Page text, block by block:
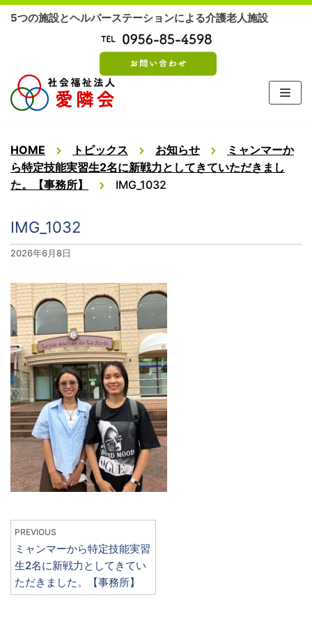
コ
ツ
に
ス
ッ
プ
5つの施設とヘルパーステーションによる介護老人施設
HOME トピックス お知らせ
ミャンマーか
ら特定技能実習生2名に新戦力としてきていただきまし
た。【事務所】
IMG_1032
IMG_1032
2026年6月8日
PREVIOUS
ミャンマーから特定技能実習
生2名に新戦力としてきてい
ただきました。【事務所】